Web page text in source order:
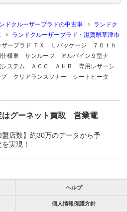
ドクルーザープラドの中古車
ランドク
ランドクルーザープラド・滋賀県草津市
ザープラド ＴＸ Ｌパッケージ ７０ｔｈ
様車 サンルーフ アルパイン９型ナ
ステム ＡＣＣ ＡＨＢ 専用レザーシ
クリアランスソナー シートヒータ
はグーネット買取 営業電
盟店数】約30万のデータから予
実現！
ヘルプ
個人情報保護方針